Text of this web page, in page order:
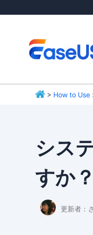
> How to Use
シス
すか？
更新者：